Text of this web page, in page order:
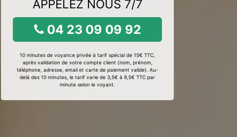
APPELEZ NOUS 7/7
04 23 09 09 92
10 minutes de voyance privée à tarif spécial de 15€ TTC,
après validation de votre compte client (nom, prénom,
téléphone, adresse, email et carte de paiement valide). Au-
delà des 10 minutes, le tarif varie de 3,5€ à 9,5€ TTC par
minute selon le voyant.